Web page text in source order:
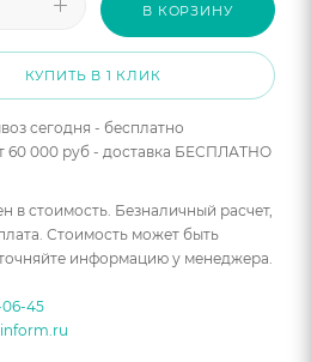
В КОРЗИНУ
КУПИТЬ В 1 КЛИК
сегодня - бесплатно
60 000 руб - доставка БЕСПЛАТНО
в стоимость. Безналичный расчет,
Стоимость может быть
информацию у менеджера.
06-45